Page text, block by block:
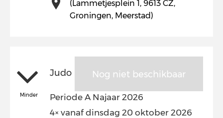
(Lammetjesplein 1, 9613 CZ,
Groningen, Meerstad)
Nog niet beschikbaar
Minder
Judo
Periode A Najaar 2026
4× vanaf dinsdag 20 oktober 2026